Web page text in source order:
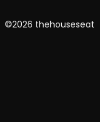
©2026 thehouseseat